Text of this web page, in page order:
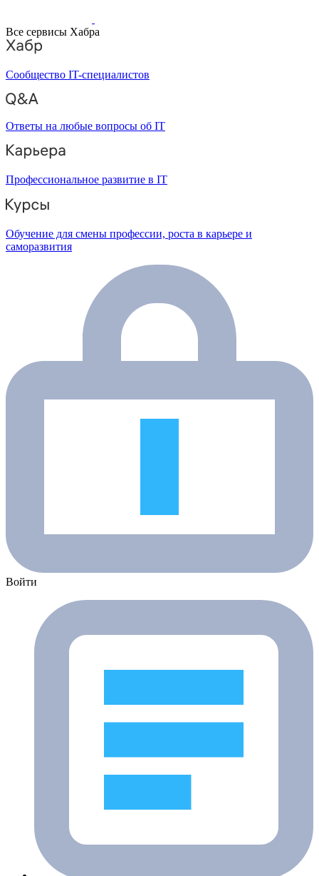
Все сервисы Хабра
Сообщество IT-специалистов
Ответы на любые вопросы об IT
Профессиональное развитие в IT
Обучение для смены профессии, роста в карьере и
саморазвития
Войти